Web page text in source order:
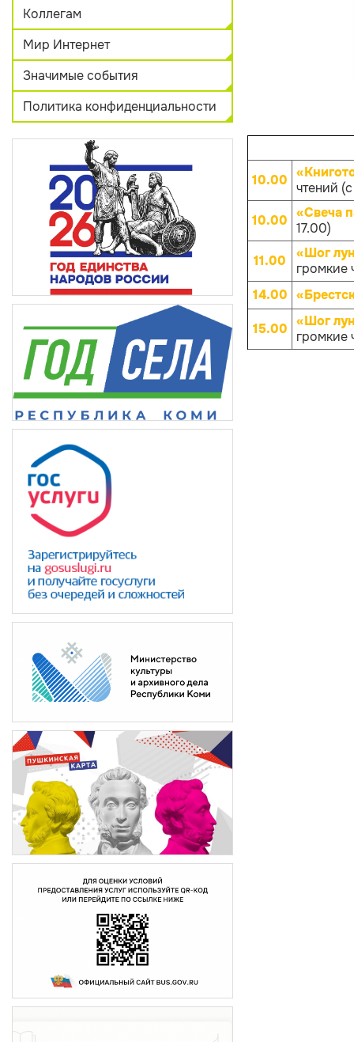
Коллегам
Мир Интернет
Значимые события
Политика конфиденциальности
10.00 чтений
10.00 «Свеча
17.00)
11.00
«Шог
громкие
14.00
15.00 «Шог
громкие